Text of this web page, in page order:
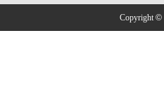
Copyright ©